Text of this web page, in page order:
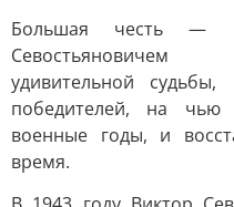
Большая честь —
Севостьяновичем
удивительной судьбы,
победителей, на
военные годы, и
время.